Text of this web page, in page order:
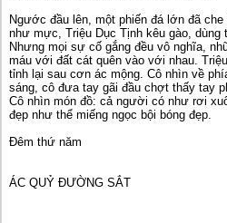
Ngước đầu lên, một phiến đá lớn đã
như mực, Triệu Dục Tịnh kêu gào, dùng
Nhưng mọi sự cố gắng đều vô nghĩa,
máu với đất cát quên vào với nhau.
tỉnh lại sau cơn ác mộng. Cô nhìn về
sáng, cô đưa tay gãi đầu chợt thấy tay
Cô nhìn món đồ: cả người có như rơi
đẹp như thể miếng ngọc bội bóng đẹp.
Đêm thứ năm
ÁC QUỶ ĐƯỜNG SẮT